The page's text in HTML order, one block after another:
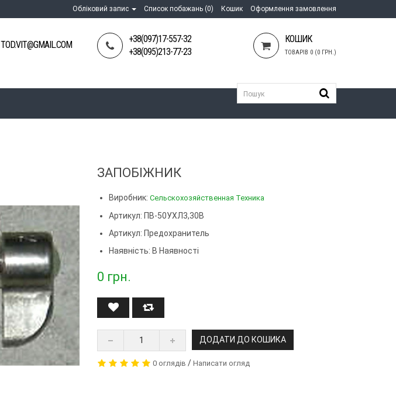
Обліковий запис Список побажань (0) Кошик Оформлення замовлення
TOD.VIT@GMAIL.COM
+38(097)17-557-32
+38(095)213-77-23
КОШИК
ТОВАРІВ 0 (0 ГРН.)
ЗАПОБІЖНИК
Виробник:Сельскохозяйственная Техника
Артикул: ПВ-50УХЛ3,30В
Артикул: Предохранитель
Наявність: В Наявності
0 грн.
ДОДАТИ ДО КОШИКА
0 оглядів /Написати огляд